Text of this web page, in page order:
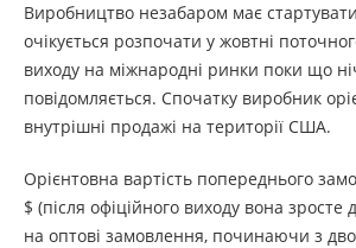
Виробництво незабаром має
очікується розпочати у жовтні
виходу на міжнародні ринки поки що
повідомляється. Спочатку виробник
внутрішні продажі на території США.
Орієнтовна вартість попереднього
$ (після офіційного виходу вона
на оптові замовлення, починаючи з